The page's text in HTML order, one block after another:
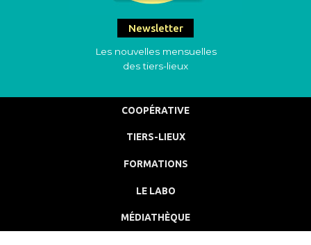
Newsletter
Les nouvelles mensuelles
des tiers-lieux
COOPÉRATIVE
TIERS-LIEUX
FORMATIONS
LE LABO
MÉDIATHÈQUE